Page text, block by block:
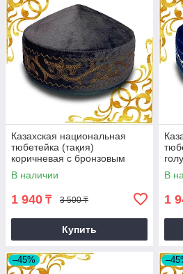
Казахская национальная
тюбетейка (тақия)
коричневая с бронзовым
узором
В наличии
1 940 ₸ 3 500 ₸
Купить
В
1
–45%